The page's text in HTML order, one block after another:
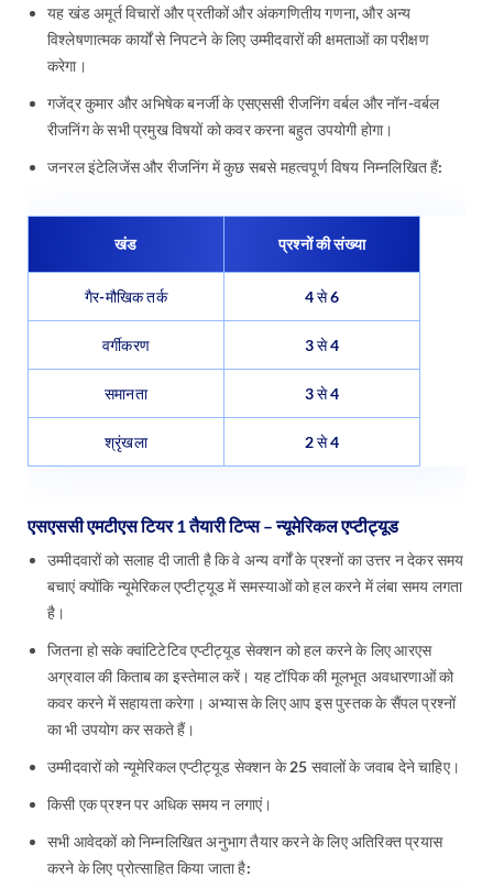
यह खंड अमूर्त विचारों और प्रतीकों और अंकगणितीय गणना, और अन्य
विश्लेषणात्मक कार्यों से निपटने के लिए उम्मीदवारों की क्षमताओं का परीक्षण
करेगा।
गजेंद्र कुमार और अभिषेक बनर्जी के एसएससी रीजनिंग वर्बल और नॉन-वर्बल
रीजनिंग के सभी प्रमुख विषयों को कवर करना बहुत उपयोगी होगा।
जनरल इंटेलिजेंस और रीजनिंग में कुछ सबसे महत्वपूर्ण विषय निम्नलिखित हैं:
खंड प्रश्नों की संख्या
गैर-मौखिक तर्क 4 से 6
वर्गीकरण 3 से 4
समानता 3 से 4
श्रृंखला 2 से 4
एसएससी एमटीएस टियर 1 तैयारी टिप्स – न्यूमेरिकल एप्टीट्यूड
उम्मीदवारों को सलाह दी जाती है कि वे अन्य वर्गों के प्रश्नों का उत्तर न देकर समय
बचाएं क्योंकि न्यूमेरिकल एप्टीट्यूड में समस्याओं को हल करने में लंबा समय लगता
है।
जितना हो सके क्वांटिटेटिव एप्टीट्यूड सेक्शन को हल करने के लिए आरएस
अग्रवाल की किताब का इस्तेमाल करें। यह टॉपिक की मूलभूत अवधारणाओं को
कवर करने में सहायता करेगा। अभ्यास के लिए आप इस पुस्तक के सैंपल प्रश्नों
का भी उपयोग कर सकते हैं।
उम्मीदवारों को न्यूमेरिकल एप्टीट्यूड सेक्शन के 25 सवालों के जवाब देने चाहिए।
किसी एक प्रश्न पर अधिक समय न लगाएं।
सभी आवेदकों को निम्नलिखित अनुभाग तैयार करने के लिए अतिरिक्त प्रयास
करने के लिए प्रोत्साहित किया जाता है: